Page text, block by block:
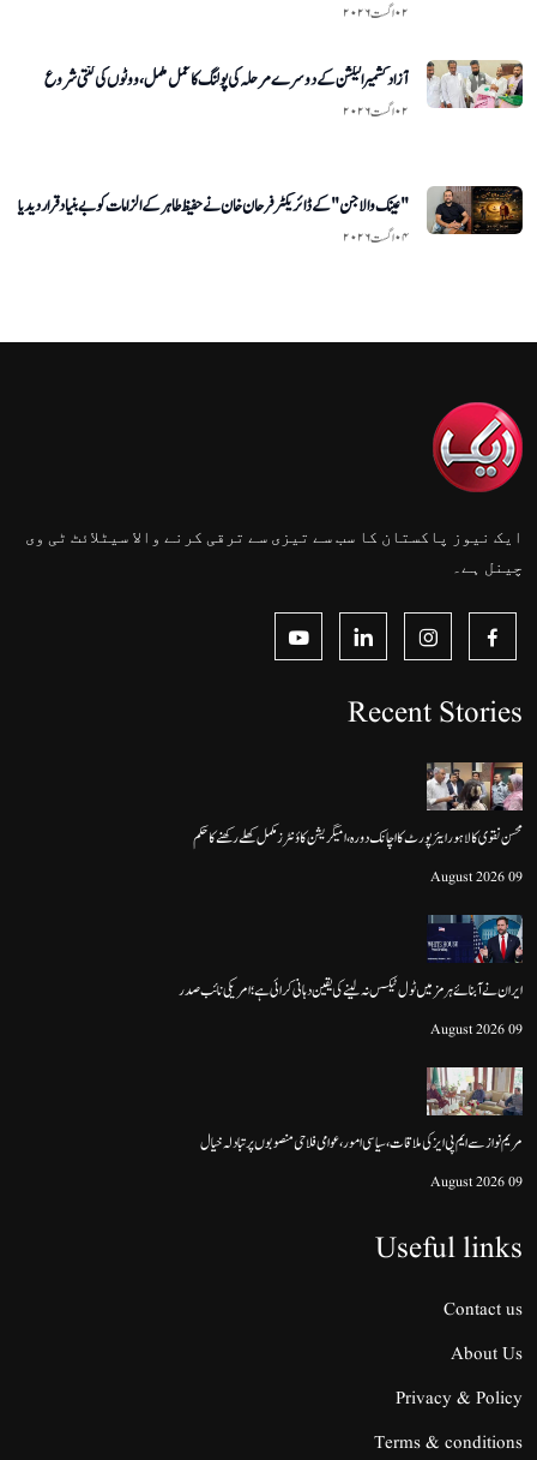
۰۲ اگست ۲۰۲۶
آزاد کشمیر الیکشن کے دوسرے مرحلہ کی پولنگ کا عمل مکمل، ووٹوں کی گنتی شروع
۰۲ اگست ۲۰۲۶
"عینک والا جن" کے ڈائریکٹر فرحان خان نے حفیظ طاہر کے الزامات کو بے بنیاد قرار دیدیا
۰۴ اگست ۲۰۲۶
ایک نیوز پاکستان کا سب سے تیزی سے ترقی کرنے والا سیٹلائٹ ٹی وی
چینل ہے۔
Recent Stories
محسن نقوی کا لاہور ایئرپورٹ کا اچانک دورہ، امیگریشن کاؤنٹرز مکمل کھلے رکھنے کا حکم
09 August 2026
ایران نے آبنائے ہرمز میں ٹول ٹیکس نہ لینے کی یقین دہانی کرائی ہے؛ امریکی نائب صدر
09 August 2026
مریم نواز سے ایم پی ایز کی ملاقات، سیاسی امور، عوامی فلاحی منصوبوں پر تبادلہ خیال
09 August 2026
Useful links
Contact us
About Us
Privacy & Policy
Terms & conditions